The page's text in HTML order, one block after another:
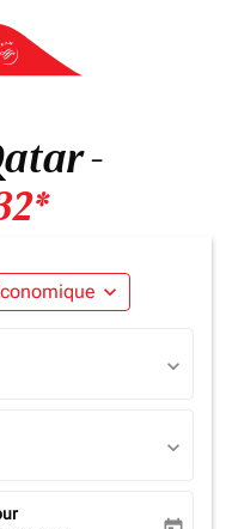
-
expand_more
expand_more
expand_more